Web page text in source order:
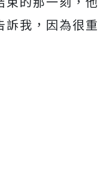
訴我，因為很重